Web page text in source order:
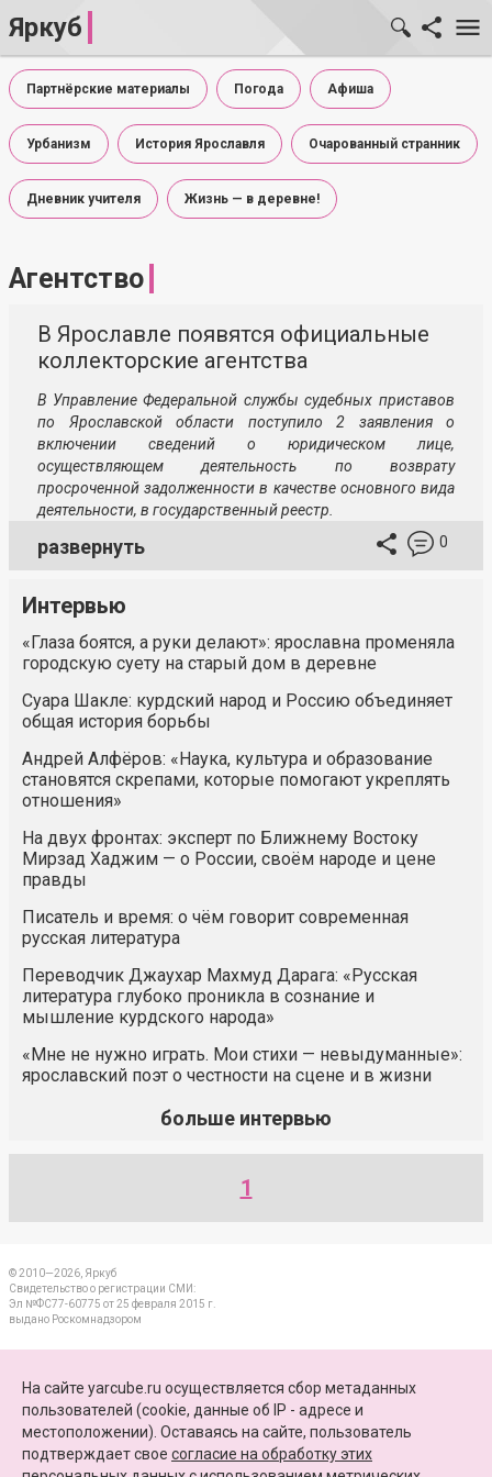
Яркуб
Партнёрские материалы Погода Афиша
Урбанизм История Ярославля Очарованный странник
Дневник учителя Жизнь — в деревне!
Агентство
В Ярославле появятся официальные
коллекторские агентства
В Управление Федеральной службы судебных приставов
по Ярославской области поступило 2 заявления о
включении сведений о юридическом лице,
осуществляющем деятельность по возврату
просроченной задолженности в качестве основного вида
деятельности, в государственный реестр.
развернуть 0
Интервью
«Глаза боятся, а руки делают»: ярославна променяла
городскую суету на старый дом в деревне
Суара Шакле: курдский народ и Россию объединяет
общая история борьбы
Андрей Алфёров: «Наука, культура и образование
становятся скрепами, которые помогают укреплять
отношения»
На двух фронтах: эксперт по Ближнему Востоку
Мирзад Хаджим — о России, своём народе и цене
правды
Писатель и время: о чём говорит современная
русская литература
Переводчик Джаухар Махмуд Дарага: «Русская
литература глубоко проникла в сознание и
мышление курдского народа»
«Мне не нужно играть. Мои стихи — невыдуманные»:
ярославский поэт о честности на сцене и в жизни
больше интервью
1
© 2010—2026, Яркуб
Свидетельство о регистрации СМИ:
Эл №ФС77-60775 от 25 февраля 2015 г.
выдано Роскомнадзором
ПАРТНЕРЫ
КАРТА САЙТА
На сайте yarcube.ru осуществляется сбор метаданных
пользователей (cookie, данные об IP - адресе и
местоположении). Оставаясь на сайте, пользователь
подтверждает свое согласие на обработку этих